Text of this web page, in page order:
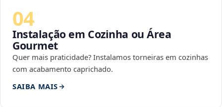
04
Instalação em Cozinha ou Área
Gourmet
Quer mais praticidade? Instalamos torneiras em cozinhas
com acabamento caprichado.
SAIBA MAIS